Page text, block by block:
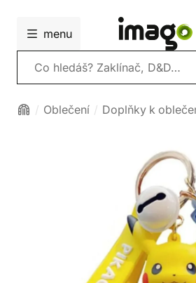
menu
Vyhledávání
Oblečení Doplňky k